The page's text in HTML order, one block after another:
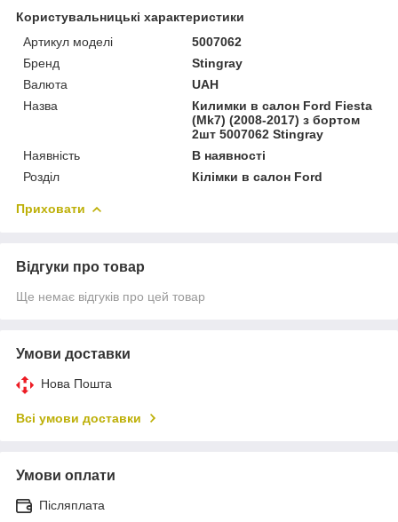
Користувальницькі характеристики
Артикул моделі
5007062
Бренд
Stingray
Валюта
UAH
Назва
Килимки в салон Ford Fiesta
(Mk7) (2008-2017) з бортом
2шт 5007062 Stingray
Наявність
В наявності
Розділ
Кілімки в салон Ford
Приховати
Відгуки про товар
Ще немає відгуків про цей товар
Умови доставки
Нова Пошта
Всі умови доставки
Умови оплати
Післяплата